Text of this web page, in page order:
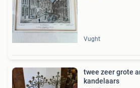
Vught
twee zeer grote
kandelaars